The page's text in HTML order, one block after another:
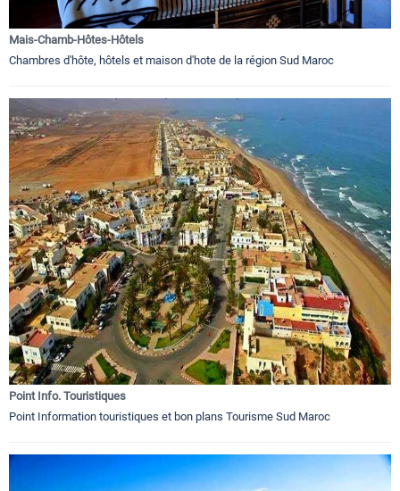
Mais-Chamb-Hôtes-Hôtels
Chambres d'hôte, hôtels et maison d'hote de la région Sud Maroc
Point Info. Touristiques
Point Information touristiques et bon plans Tourisme Sud Maroc